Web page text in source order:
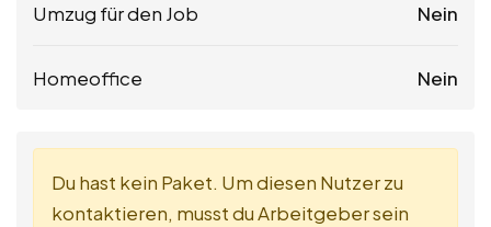
Umzug für den Job Nein
Homeoffice Nein
Du hast kein Paket. Um diesen Nutzer zu
kontaktieren, musst du Arbeitgeber sein